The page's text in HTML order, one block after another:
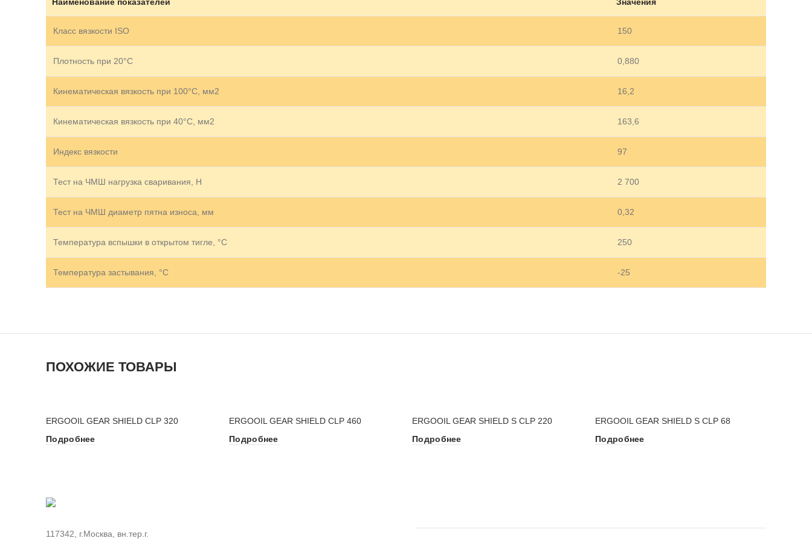
Наименование показателей Значения
Класс вязкости ISO 150
Плотность при 20°C 0,880
Кинематическая вязкость при 100°С, мм2 16,2
Кинематическая вязкость при 40°С, мм2 163,6
Индекс вязкости 97
Тест на ЧМШ нагрузка сваривания, Н 2 700
Тест на ЧМШ диаметр пятна износа, мм 0,32
Температура вспышки в открытом тигле, °C 250
Температура застывания, °C -25
ПОХОЖИЕ ТОВАРЫ
ERGOOIL GEAR SHIELD CLP 320
Подробнее
ERGOOIL GEAR SHIELD CLP 460
Подробнее
ERGOOIL GEAR SHIELD S CLP 220
Подробнее
ERGOOIL GEAR SHIELD S CLP 68
Подробнее
117342, г.Москва, вн.тер.г.